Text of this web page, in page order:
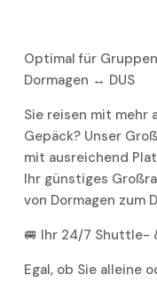
Optimal für
Dormagen ↔ DUS
Sie reisen mit mehr
Gepäck? Unser
mit ausreichend
Ihr günstiges
von Dormagen zum
🚐 Ihr 24/7 Shuttle-
Egal, ob Sie alleine